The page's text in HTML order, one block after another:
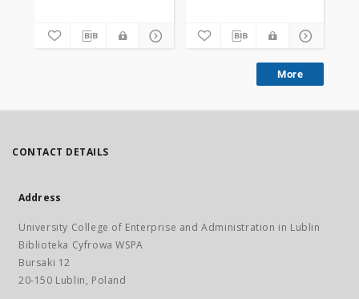
More
CONTACT DETAILS
Address
University College of Enterprise and Administration in Lublin
Biblioteka Cyfrowa WSPA
Bursaki 12
20-150 Lublin, Poland